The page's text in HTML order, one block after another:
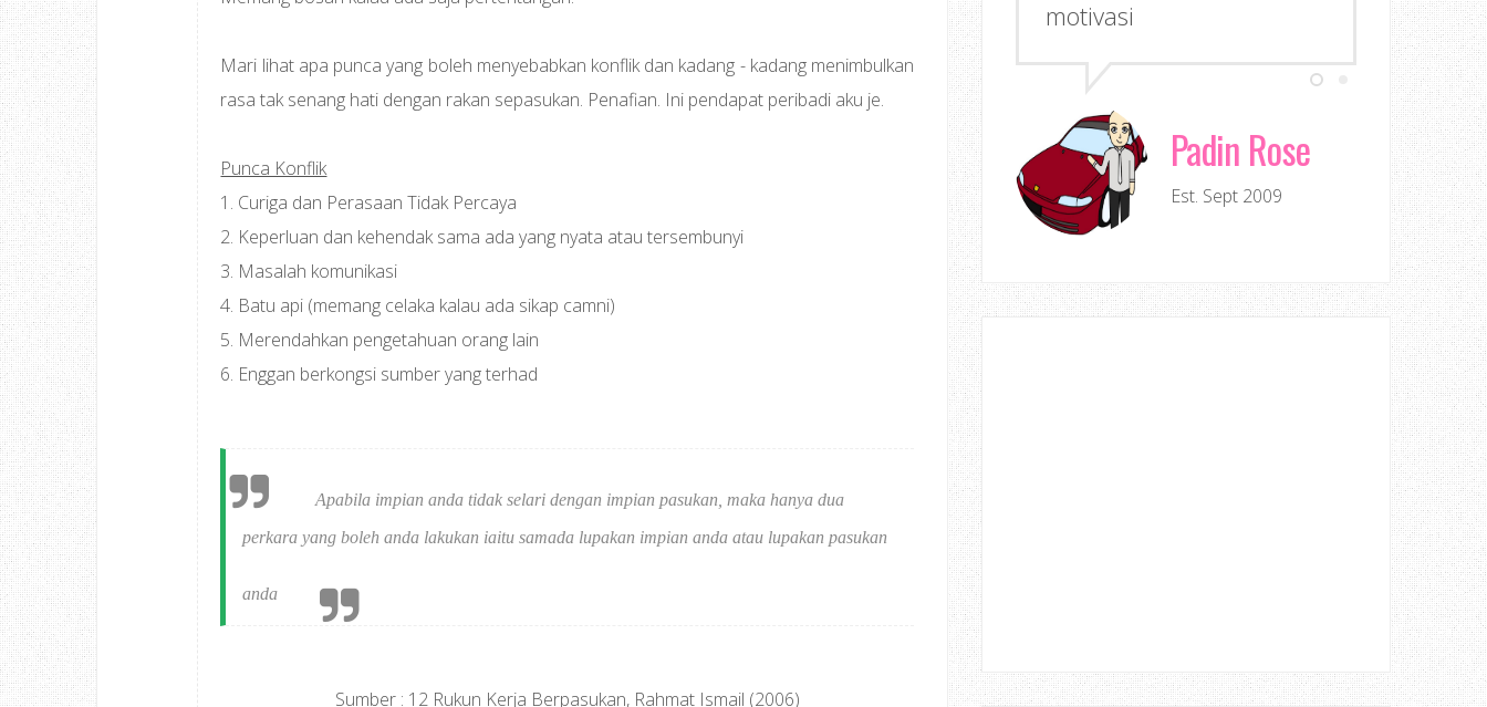
Mari lihat apa punca yang boleh menyebabkan konflik dan kadang - kadang menimbulkan
rasa tak senang hati dengan rakan sepasukan. Penafian. Ini pendapat peribadi aku je.
Punca Konflik
1. Curiga dan Perasaan Tidak Percaya
2. Keperluan dan kehendak sama ada yang nyata atau tersembunyi
3. Masalah komunikasi
4. Batu api (memang celaka kalau ada sikap camni)
5. Merendahkan pengetahuan orang lain
6. Enggan berkongsi sumber yang terhad
Apabila impian anda tidak selari dengan impian pasukan, maka hanya dua
perkara yang boleh anda lakukan iaitu samada lupakan impian anda atau lupakan pasukan
anda
Sumber : 12 Rukun Kerja Berpasukan, Rahmat Ismail (2006)
motivasi
Padin Rose
Est. Sept 2009